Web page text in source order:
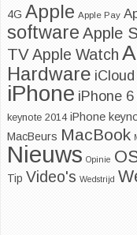
4G Apple Apple Pay
software Apple
TVApple Watch
Hardware iCloud
iPhone iPhone 6
keynote 2014 iPhone
MacBeurs MacBook
Nieuws Opinie
Tip Video's Wedstrijd